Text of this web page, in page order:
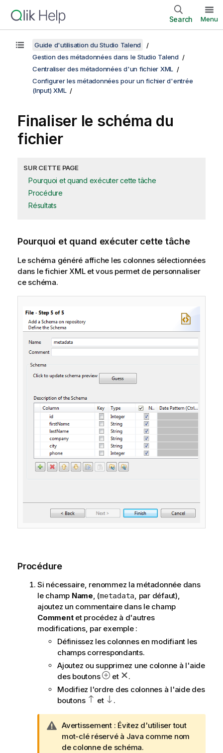
Search Menu
Guide d'utilisation du Studio Talend
Gestion des métadonnées dans le Studio Talend
Centraliser des métadonnées d'un fichier XML
Configurer les métadonnées pour un fichier d'entrée
(Input) XML
Finaliser le schéma du
fichier
SUR CETTE PAGE
Pourquoi et quand exécuter cette tâche
Procédure
Résultats
Pourquoi et quand exécuter cette tâche
Le schéma généré affiche les colonnes sélectionnées
dans le fichier XML et vous permet de personnaliser
ce schéma.
Procédure
Si nécessaire, renommez la métadonnée dans
le champ Name, (metadata, par défaut),
ajoutez un commentaire dans le champ
Commentet procédez à d'autres
modifications, par exemple :
Définissez les colonnes en modifiant les
champs correspondants.
Ajoutez ou supprimez une colonne à l'aide
des boutons
et
.
Modifiez l'ordre des colonnes à l'aide des
boutons
et .
N
o
t
Avertissement : Évitez d'utiliser tout
mot-clé réservé à Java comme nom
de colonne de schéma.